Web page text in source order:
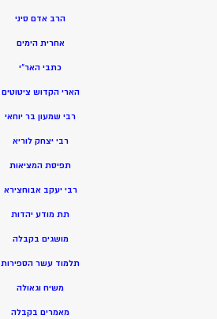
הרב אדם סיני
אחרית הימים
כתבי האר”י
הארי הקדוש ציטוטים
רבי שמעון בר יוחאי
רבי יצחק לוריא
תפיסת המציאות
רבי יעקב אבוחצירא
תת מודע יהדות
מושגים בקבלה
תלמוד עשר הספירות
משיח וגאולה
מאמרים בקבלה